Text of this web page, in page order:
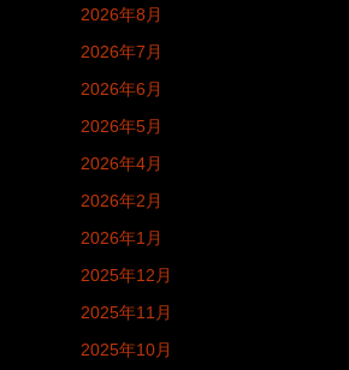
2026年8月
2026年7月
2026年6月
2026年5月
2026年4月
2026年2月
2026年1月
2025年12月
2025年11月
2025年10月